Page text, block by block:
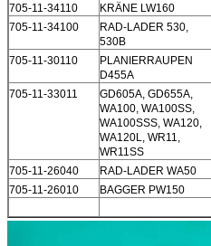
705-11-34110 KRÄNE LW160
705-11-34100
RAD-LADER 530,
530B
705-11-30110
PLANIERRAUPEN
D455A
705-11-33011
GD605A, GD655A,
WA100, WA100SS,
WA100SSS, WA120,
WA120L, WR11,
WR11SS
705-11-26040 RAD-LADER WA50
705-11-26010
BAGGER PW150